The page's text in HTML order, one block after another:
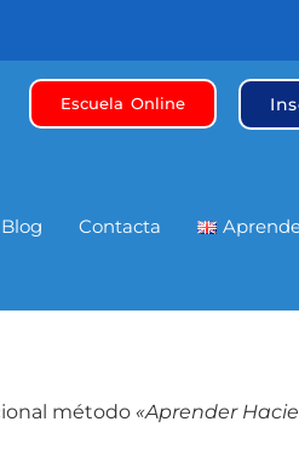
Escuela Online
Blog Contacta
método «Aprender